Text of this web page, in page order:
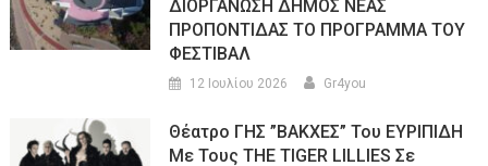
ΔΙΟΡΓΑΝΩΣΗ ΔΗΜΟΣ ΝΕΑΣ
ΠΡΟΠΟΝΤΙΔΑΣ ΤΟ ΠΡΟΓΡΑΜΜΑ ΤΟΥ
ΦΕΣΤΙΒΑΛ
12 Ιουλίου 2026 Gr4you
Θέατρο ΓΗΣ ”ΒΑΚΧΕΣ” Του ΕΥΡΙΠΙΔΗ
Με Τους THE TIGER LILLIES Σε